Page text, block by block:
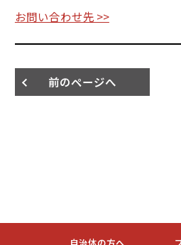
お問い合わせ先 >>
前のページへ